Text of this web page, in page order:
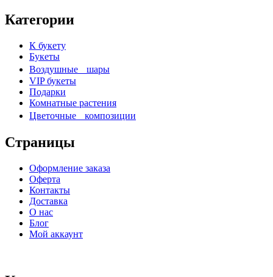
Категории
К букету
Букеты
Воздушные шары
VIP букеты
Подарки
Комнатные растения
Цветочные композиции
Страницы
Оформление заказа
Оферта
Контакты
Доставка
О нас
Блог
Мой аккаунт